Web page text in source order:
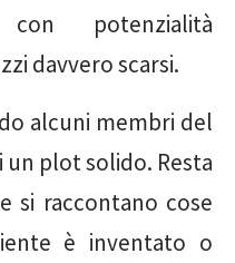
potenzialità
davvero scarsi.
alcuni membri del
un plot solido. Resta
si raccontano cose
è inventato o